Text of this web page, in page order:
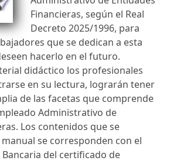
Financieras, según el Real
Decreto 2025/1996, para
que se dedican a esta
hacerlo en el futuro.
didáctico los profesionales
en su lectura, lograrán tener
de las facetas que comprende
Administrativo de
Los contenidos que se
se corresponden con el
del certificado de